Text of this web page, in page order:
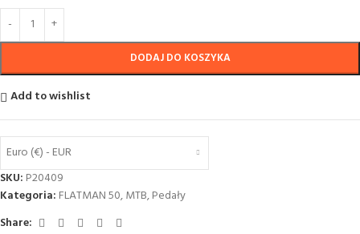
DODAJ DO KOSZYKA
Add to wishlist
Euro (€) - EUR
SKU: P20409
Kategoria: FLATMAN 50,MTB,Pedały
Share: